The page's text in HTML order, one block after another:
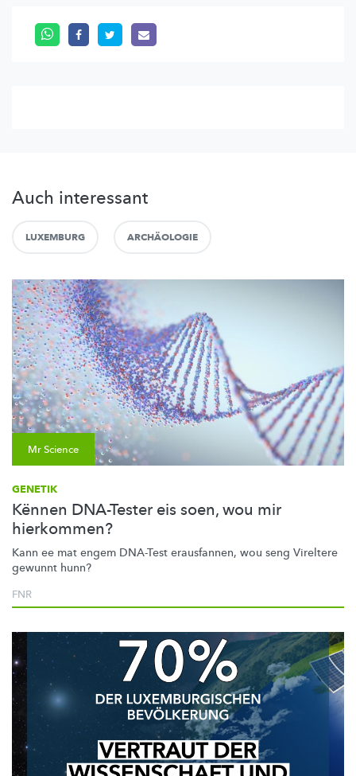
Auch interessant
LUXEMBURG ARCHÄOLOGIE
Mr Science
GENETIK
Kënnen DNA-Tester eis soen, wou mir
hierkommen?
Kann ee mat engem DNA-Test erausfannen, wou seng Vireltere
gewunnt hunn?
FNR